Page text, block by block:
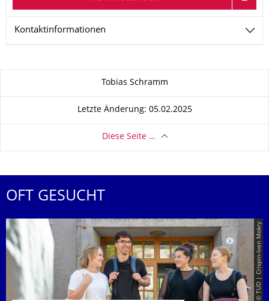
Kontaktinformationen
Tobias Schramm
Letzte Änderung: 05.02.2025
Diese Seite …
OFT GESUCHT
© TUD | Crispin-Iven Mokry